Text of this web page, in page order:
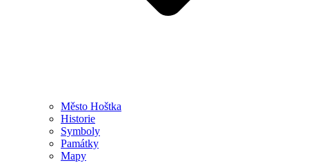
Město Hoštka
Historie
Symboly
Památky
Mapy